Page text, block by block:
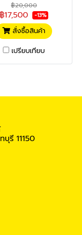
฿20,000
฿17,500 -13%
สั่งซื้อสินค้า
เปรียบเทียบ
รี 11150